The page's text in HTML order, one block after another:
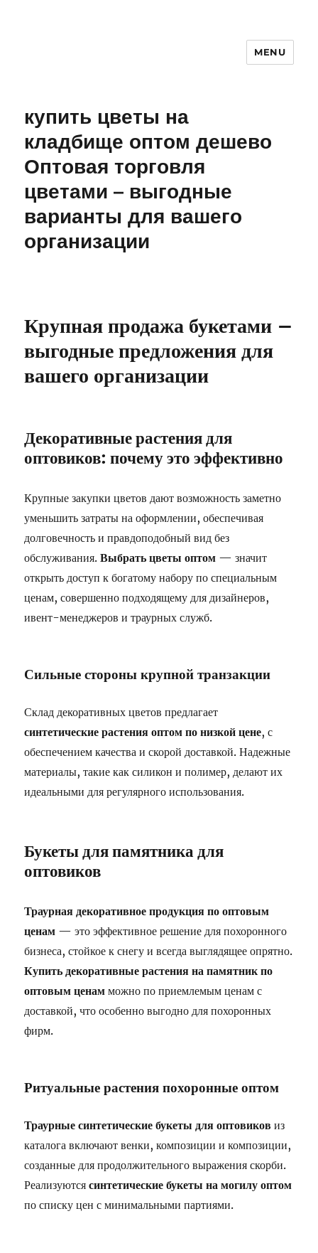
MENU
купить цветы на
кладбище оптом дешево
Оптовая торговля
цветами – выгодные
варианты для вашего
организации
Крупная продажа букетами –
выгодные предложения для
вашего организации
Декоративные растения для
оптовиков: почему это эффективно
Крупные закупки цветов дают возможность заметно
уменьшить затраты на оформлении, обеспечивая
долговечность и правдоподобный вид без
обслуживания.Выбрать цветы оптом — значит
открыть доступ к богатому набору по специальным
ценам, совершенно подходящему для дизайнеров,
ивент-менеджеров и траурных служб.
Сильные стороны крупной транзакции
Склад декоративных цветов предлагает
синтетические растения оптом по низкой цене, с
обеспечением качества и скорой доставкой. Надежные
материалы, такие как силикон и полимер, делают их
идеальными для регулярного использования.
Букеты для памятника для
оптовиков
Траурная декоративное продукция по оптовым
ценам — это эффективное решение для похоронного
бизнеса, стойкое к снегу и всегда выглядящее опрятно.
Купить декоративные растения на памятник по
оптовым ценам можно по приемлемым ценам с
доставкой, что особенно выгодно для похоронных
фирм.
Ритуальные растения похоронные оптом
Траурные синтетические букеты для оптовиков из
каталога включают венки, композиции и композиции,
созданные для продолжительного выражения скорби.
Реализуютсясинтетические букеты на могилу оптом
по списку цен с минимальными партиями.